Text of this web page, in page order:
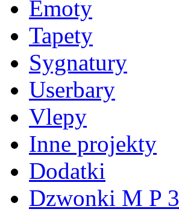
Emoty
Tapety
Sygnatury
Userbary
Vlepy
Inne projekty
Dodatki
Dzwonki M P 3